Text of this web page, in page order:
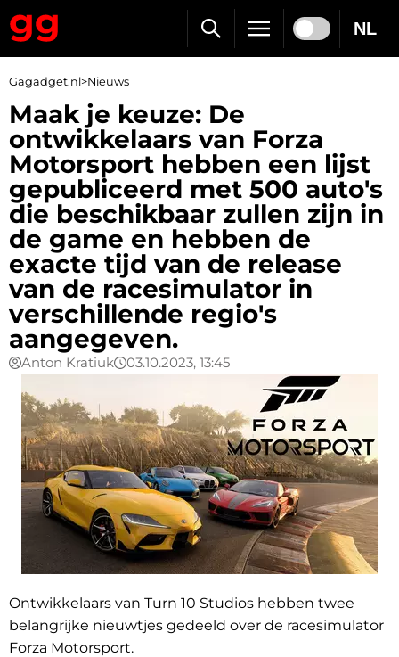
NL
Gagadget.nl>Nieuws
Maak je keuze: De
ontwikkelaars van Forza
Motorsport hebben een lijst
gepubliceerd met 500 auto's
die beschikbaar zullen zijn in
de game en hebben de
exacte tijd van de release
van de racesimulator in
verschillende regio's
aangegeven.
Anton Kratiuk 03.10.2023, 13:45
Ontwikkelaars van Turn 10 Studios hebben twee
belangrijke nieuwtjes gedeeld over de racesimulator
Forza Motorsport.